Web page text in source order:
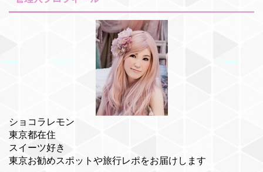
ショコラレモン
東京都在住
スイーツ好き
東京お勧めスポットや旅行レポをお届けします